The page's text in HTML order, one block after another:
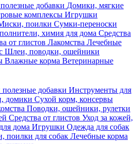
добавки Домики, мягкие
комплексы Игрушки
поилки Сумки-переноски
химия для дома Средства
от глистов Лакомства Лечебные
Шлеи, поводки, ошейники
Влажные корма Ветеринарные
добавки Инструменты для
домики Сухой корм, консервы
Поводки, ошейники, рулетки
Средства от глистов Уход за кожей,
дома Игрушки Одежда для собак
поилки для собак Лечебные корма